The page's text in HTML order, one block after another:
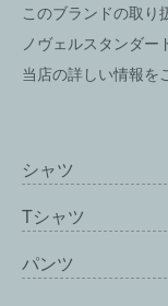
このブランドの取り
ノヴェルスタンダー
当店の詳しい情報
シャツ
Tシャツ
パンツ